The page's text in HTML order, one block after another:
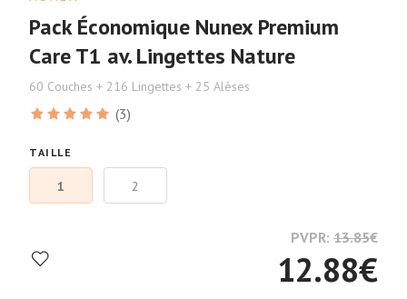
Pack Économique Nunex Premium
Care T1 av. Lingettes Nature
60 Couches + 216 Lingettes + 25 Alèses
(3)
TAILLE
1 2
PVPR: 13.85€
12.88€